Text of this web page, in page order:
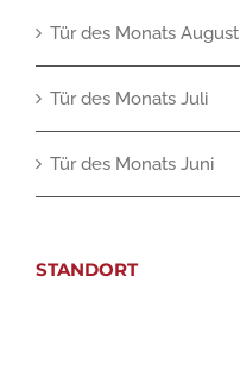
Tür des Monats August
Tür des Monats Juli
Tür des Monats Juni
STANDORT